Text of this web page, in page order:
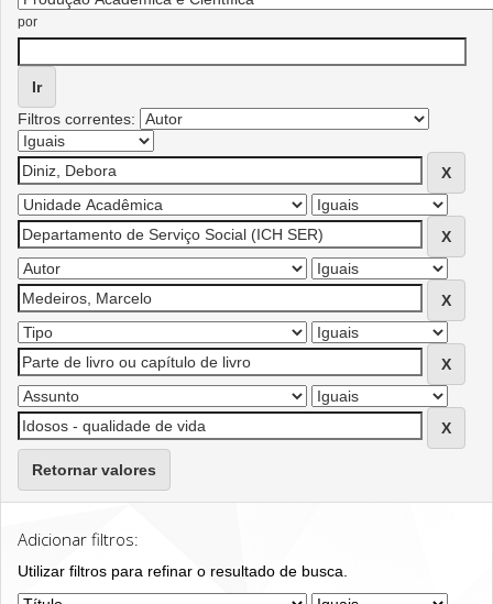
por
Filtros correntes:
Retornar valores
Adicionar filtros:
Utilizar filtros para refinar o resultado de busca.